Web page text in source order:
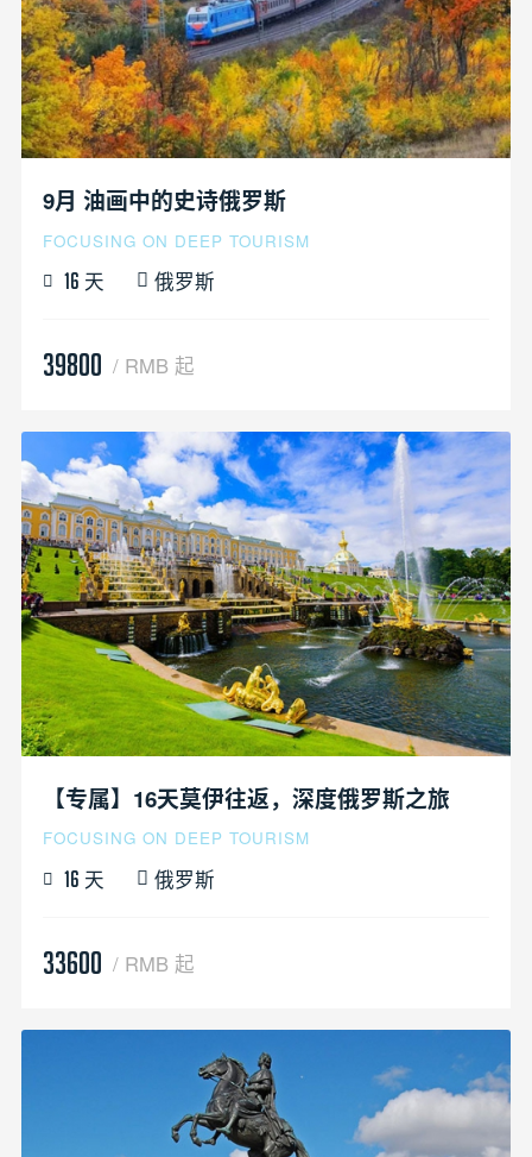
9月 油画中的史诗俄罗斯
FOCUSING ON DEEP TOURISM
16 天 俄罗斯
39800 / RMB 起
【专属】16天莫伊往返，深度俄罗斯之旅
FOCUSING ON DEEP TOURISM
16 天 俄罗斯
33600 / RMB 起